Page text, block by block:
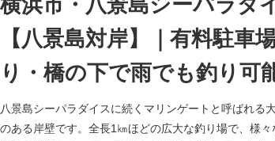
横浜市・八景島シーパラダ
【八景島対岸】｜有料駐車
り・橋の下で雨でも釣り可
八景島シーパラダイスに続くマリンゲートと呼ばれる
のある岸壁です。全長1㎞ほどの広大な釣り場で、様々